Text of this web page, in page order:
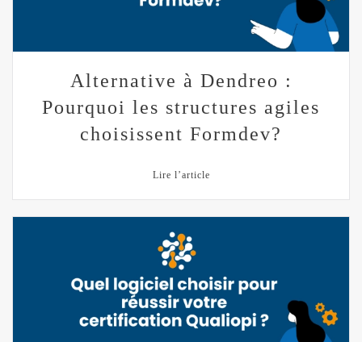
Alternative à Dendreo :
Pourquoi les structures agiles
choisissent Formdev?
Lire l’article